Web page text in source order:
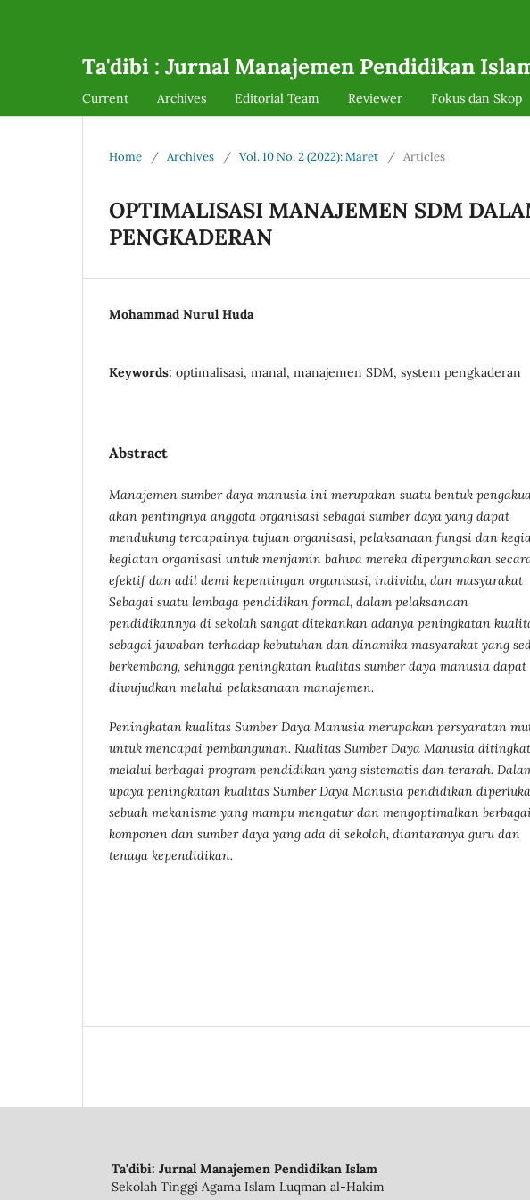
Ta'dibi : Jurnal Manajemen Pendidikan
Current Archives Editorial Team Reviewer Fokus dan Skop
Home / Archives / Vol. 10 No. 2 (2022): Maret / Articles
OPTIMALISASI MANAJEMEN SDM
PENGKADERAN
Mohammad Nurul Huda
Keywords: optimalisasi, manal, manajemen SDM, system pengkaderan
Abstract
Manajemen sumber daya manusia ini merupakan suatu bentuk
akan pentingnya anggota organisasi sebagai sumber daya yang dapat
mendukung tercapainya tujuan organisasi, pelaksanaan fungsi dan
kegiatan organisasi untuk menjamin bahwa mereka dipergunakan
efektif dan adil demi kepentingan organisasi, individu, dan masyarakat
Sebagai suatu lembaga pendidikan formal, dalam pelaksanaan
pendidikannya di sekolah sangat ditekankan adanya peningkatan
sebagai jawaban terhadap kebutuhan dan dinamika masyarakat yang
berkembang, sehingga peningkatan kualitas sumber daya manusia dapat
diwujudkan melalui pelaksanaan manajemen.
Peningkatan kualitas Sumber Daya Manusia merupakan persyaratan
untuk mencapai pembangunan. Kualitas Sumber Daya Manusia
melalui berbagai program pendidikan yang sistematis dan terarah.
upaya peningkatan kualitas Sumber Daya Manusia pendidikan
sebuah mekanisme yang mampu mengatur dan mengoptimalkan
komponen dan sumber daya yang ada di sekolah, diantaranya guru dan
tenaga kependidikan.
Ta'dibi: Jurnal Manajemen Pendidikan Islam
Sekolah Tinggi Agama Islam Luqman al-Hakim